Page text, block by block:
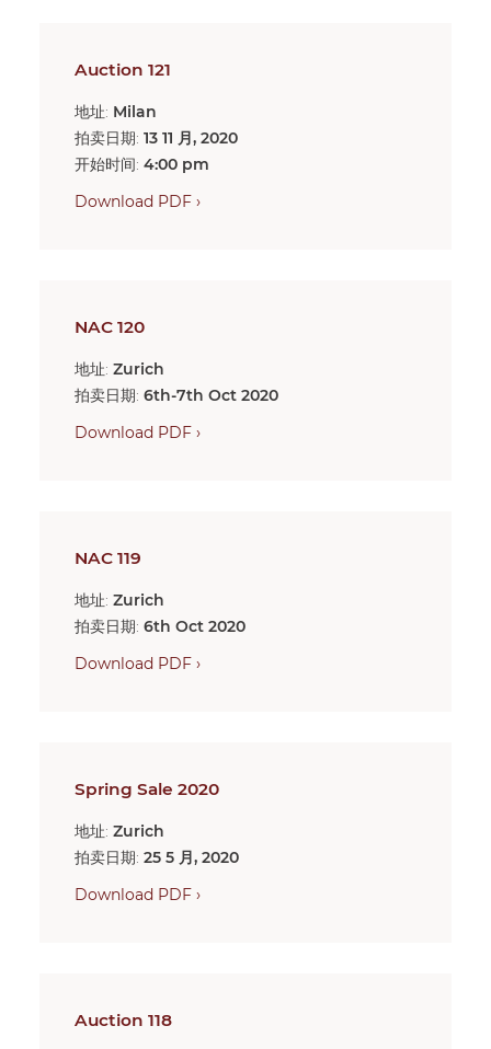
Auction 121
地址: Milan
拍卖日期: 13 11 月, 2020
开始时间: 4:00 pm
Download PDF ›
NAC 120
地址: Zurich
拍卖日期: 6th-7th Oct 2020
Download PDF ›
NAC 119
地址: Zurich
拍卖日期: 6th Oct 2020
Download PDF ›
Spring Sale 2020
地址: Zurich
拍卖日期: 25 5 月, 2020
Download PDF ›
Auction 118